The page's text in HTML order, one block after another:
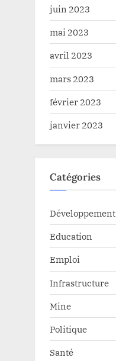
juin 2023
mai 2023
avril 2023
mars 2023
février 2023
janvier 2023
Catégories
Développement
Education
Emploi
Infrastructure
Mine
Politique
Santé